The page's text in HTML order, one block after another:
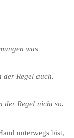
was
der Regel auch.
der Regel nicht so.
unterwegs bist,